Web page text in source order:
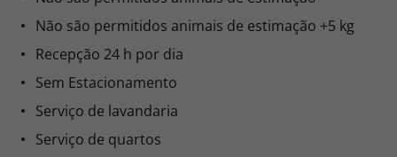
Não são permitidos animais de estimação +5 kg
Recepção 24 h por dia
Sem Estacionamento
Serviço de lavandaria
Serviço de quartos